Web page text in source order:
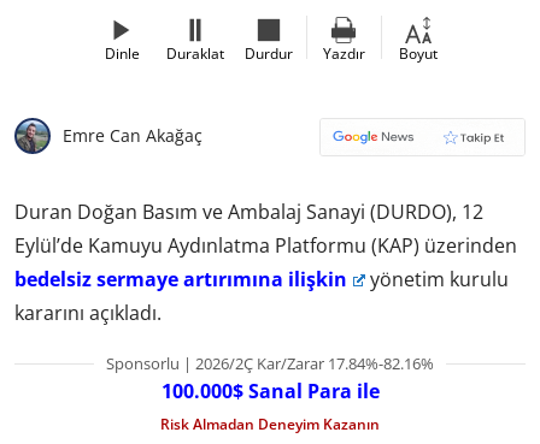
Dinle Duraklat Durdur Yazdır Boyut
Emre Can Akağaç
Duran Doğan Basım ve Ambalaj Sanayi (DURDO), 12
Eylül’de Kamuyu Aydınlatma Platformu (KAP) üzerinden
bedelsiz sermaye artırımına ilişkin
yönetim kurulu
kararını açıkladı.
Sponsorlu | 2026/2Ç Kar/Zarar 17.84%-82.16%
100.000$ Sanal Para ile
Risk Almadan Deneyim Kazanın